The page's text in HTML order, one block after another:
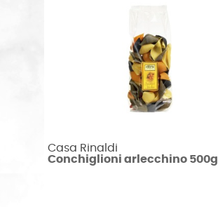
Casa Rinaldi
Conchiglioni arlecchino 500g